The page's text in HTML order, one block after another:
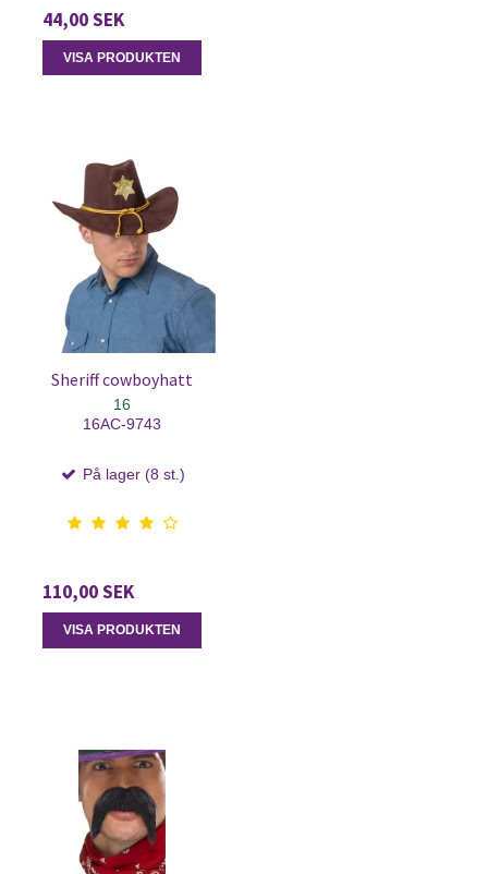
44,00 SEK
VISA PRODUKTEN
Sheriff cowboyhatt
16
16AC-9743
På lager (8 st.)
110,00 SEK
VISA PRODUKTEN